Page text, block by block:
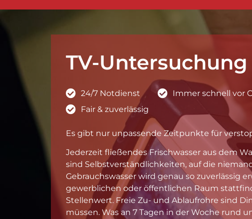
TV-Untersuchung
24/7 Notdienst Immer schnell vor
Fair & zuverlässig
Es gibt nur unpassende Zeitpunkte für
Jederzeit fließendes Frischwasser aus dem
sind Selbstverständlichkeiten, auf die
Gebrauchswasser wird genau so zuverlässig
gewerblichen oder öffentlichen Raum
Stellenwert. Freie Zu- und Ablaufrohre sind
müssen. Was an 7 Tagen in der Woche rund